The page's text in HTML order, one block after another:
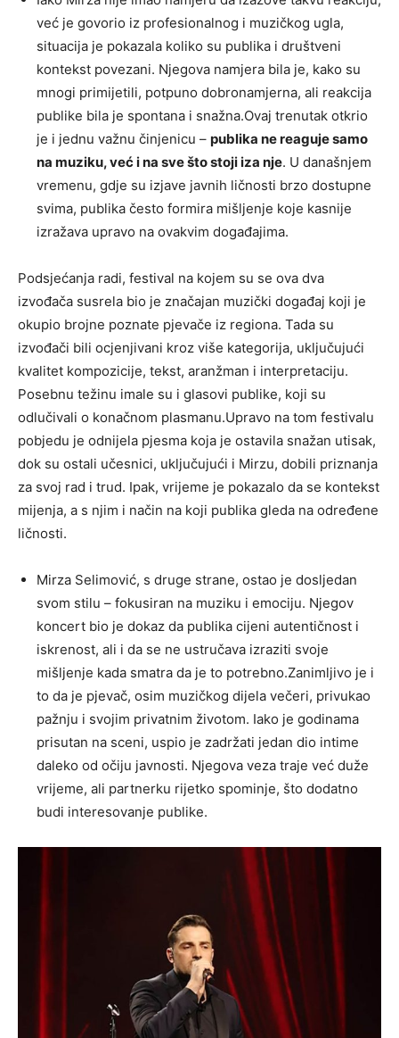
već je govorio iz profesionalnog i muzičkog ugla,
situacija je pokazala koliko su publika i društveni
kontekst povezani. Njegova namjera bila je, kako su
mnogi primijetili, potpuno dobronamjerna, ali reakcija
publike bila je spontana i snažna.Ovaj trenutak otkrio
je i jednu važnu činjenicu – publika ne reaguje samo
na muziku, već i na sve što stoji iza nje. U današnjem
vremenu, gdje su izjave javnih ličnosti brzo dostupne
svima, publika često formira mišljenje koje kasnije
izražava upravo na ovakvim događajima.
Podsjećanja radi, festival na kojem su se ova dva
izvođača susrela bio je značajan muzički događaj koji je
okupio brojne poznate pjevače iz regiona. Tada su
izvođači bili ocjenjivani kroz više kategorija, uključujući
kvalitet kompozicije, tekst, aranžman i interpretaciju.
Posebnu težinu imale su i glasovi publike, koji su
odlučivali o konačnom plasmanu.Upravo na tom festivalu
pobjedu je odnijela pjesma koja je ostavila snažan utisak,
dok su ostali učesnici, uključujući i Mirzu, dobili priznanja
za svoj rad i trud. Ipak, vrijeme je pokazalo da se kontekst
mijenja, a s njim i način na koji publika gleda na određene
ličnosti.
Mirza Selimović, s druge strane, ostao je dosljedan
svom stilu – fokusiran na muziku i emociju. Njegov
koncert bio je dokaz da publika cijeni autentičnost i
iskrenost, ali i da se ne ustručava izraziti svoje
mišljenje kada smatra da je to potrebno.Zanimljivo je i
to da je pjevač, osim muzičkog dijela večeri, privukao
pažnju i svojim privatnim životom. Iako je godinama
prisutan na sceni, uspio je zadržati jedan dio intime
daleko od očiju javnosti. Njegova veza traje već duže
vrijeme, ali partnerku rijetko spominje, što dodatno
budi interesovanje publike.